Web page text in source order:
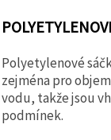
Polyetylenové
zejména pro
vodu, takže jsou
podmínek.